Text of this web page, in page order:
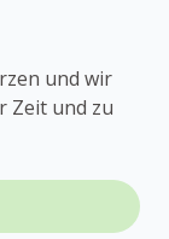
und wir
Zeit und zu